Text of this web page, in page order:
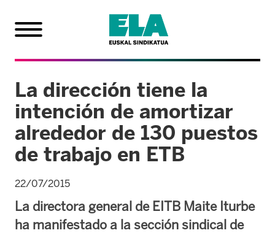
La dirección tiene la
intención de amortizar
alrededor de 130 puestos
de trabajo en ETB
22/07/2015
La directora general de EITB Maite Iturbe
ha manifestado a la sección sindical de